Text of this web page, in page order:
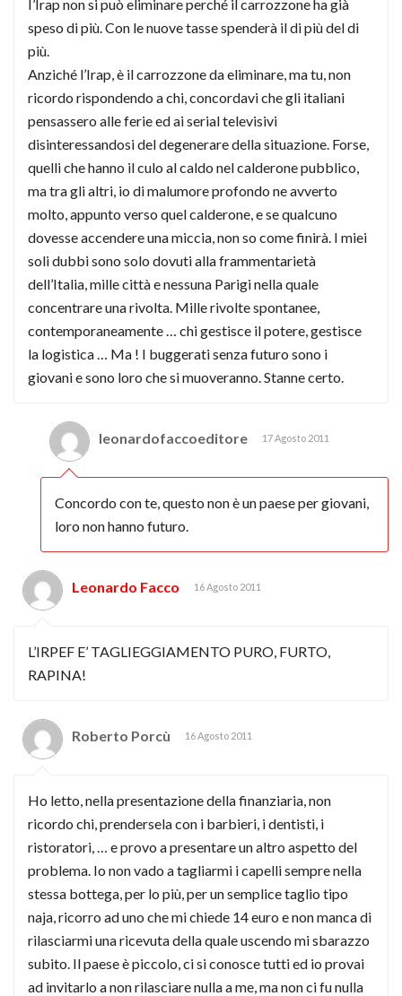
I’Irap non si può eliminare perché il carrozzone ha già
speso di più. Con le nuove tasse spenderà il di più del di
più.
Anziché l’Irap, è il carrozzone da eliminare, ma tu, non
ricordo rispondendo a chi, concordavi che gli italiani
pensassero alle ferie ed ai serial televisivi
disinteressandosi del degenerare della situazione. Forse,
quelli che hanno il culo al caldo nel calderone pubblico,
ma tra gli altri, io di malumore profondo ne avverto
molto, appunto verso quel calderone, e se qualcuno
dovesse accendere una miccia, non so come finirà. I miei
soli dubbi sono solo dovuti alla frammentarietà
dell’Italia, mille città e nessuna Parigi nella quale
concentrare una rivolta. Mille rivolte spontanee,
contemporaneamente … chi gestisce il potere, gestisce
la logistica … Ma ! I buggerati senza futuro sono i
giovani e sono loro che si muoveranno. Stanne certo.
leonardofaccoeditore 17 Agosto 2011
Concordo con te, questo non è un paese per giovani,
loro non hanno futuro.
Leonardo Facco 16 Agosto 2011
L’IRPEF E’ TAGLIEGGIAMENTO PURO, FURTO,
RAPINA!
Roberto Porcù 16 Agosto 2011
Ho letto, nella presentazione della finanziaria, non
ricordo chi, prendersela con i barbieri, i dentisti, i
ristoratori, … e provo a presentare un altro aspetto del
problema. Io non vado a tagliarmi i capelli sempre nella
stessa bottega, per lo più, per un semplice taglio tipo
naja, ricorro ad uno che mi chiede 14 euro e non manca di
rilasciarmi una ricevuta della quale uscendo mi sbarazzo
subito. Il paese è piccolo, ci si conosce tutti ed io provai
ad invitarlo a non rilasciare nulla a me, ma non ci fu nulla